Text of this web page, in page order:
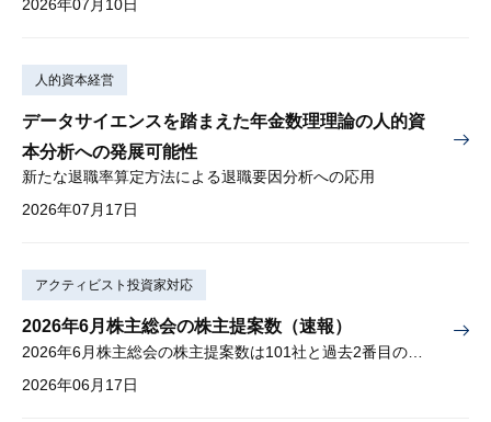
2026年07月10日
人的資本経営
データサイエンスを踏まえた年金数理理論の人的資
本分析への発展可能性
新たな退職率算定方法による退職要因分析への応用
2026年07月17日
アクティビスト投資家対応
2026年6月株主総会の株主提案数（速報）
2026年06月17日